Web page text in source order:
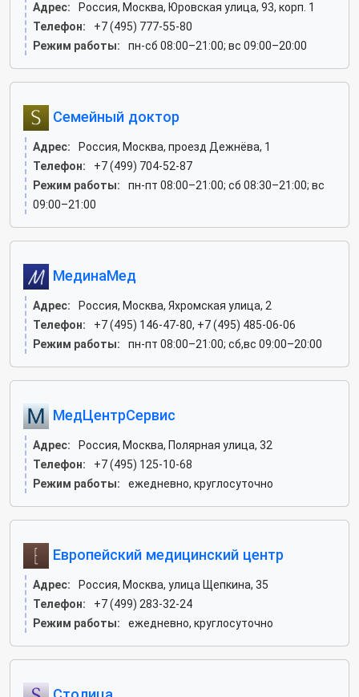
Адрес:
Россия, Москва, Юровская улица, 93, корп. 1
Телефон:
+7 (495) 777-55-80
Режим работы:
пн-сб 08:00–21:00; вс 09:00–20:00
Семейный доктор
Адрес:
Россия, Москва, проезд Дежнёва, 1
Телефон:
+7 (499) 704-52-87
Режим работы:
пн-пт 08:00–21:00; сб 08:30–21:00; вс
09:00–21:00
МединаМед
Адрес:
Россия, Москва, Яхромская улица, 2
Телефон:
+7 (495) 146-47-80, +7 (495) 485-06-06
Режим работы:
пн-пт 08:00–21:00; сб,вс 09:00–20:00
МедЦентрСервис
Адрес:
Россия, Москва, Полярная улица, 32
Телефон:
+7 (495) 125-10-68
Режим работы:
ежедневно, круглосуточно
Европейский медицинский центр
Адрес:
Россия, Москва, улица Щепкина, 35
Телефон:
+7 (499) 283-32-24
Режим работы:
ежедневно, круглосуточно